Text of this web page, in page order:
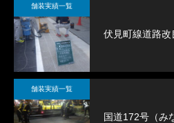
舗装実績一覧
伏見町線道路改
舗装実績一覧
国道172号（み